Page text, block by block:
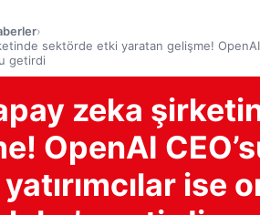
›
sektörde etki yaratan gelişme! OpenAI
getirdi
zeka
OpenAI
yatırımcılar